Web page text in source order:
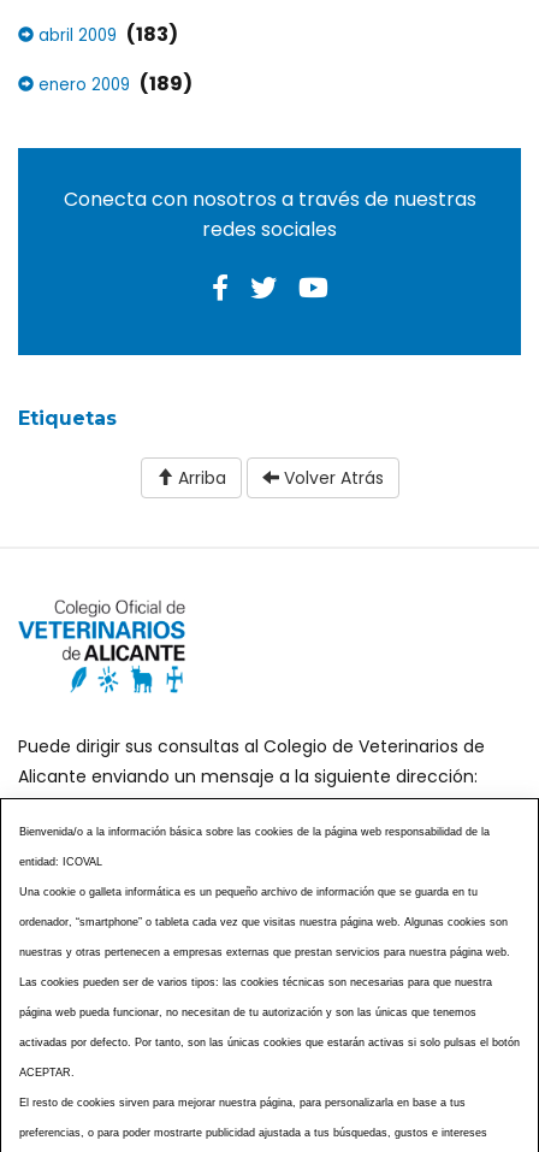
abril 2009 (183)
enero 2009 (189)
Conecta con nosotros a través de nuestras
redes sociales
Etiquetas
Arriba Volver Atrás
Puede dirigir sus consultas al Colegio de Veterinarios de
Alicante enviando un mensaje a la siguiente dirección:
secretaria@icoval.org
¿SABÍAS QUÉ?
CENTROS VETERINARIOS
TABLÓN ANUNCIOS
CURSOS Y EVENTOS
TÉRMINOS Y CONDICIONES
ESPECIAL COVID 19
NOTICIAS
ACCESIBILIDAD
AVISO LEGAL
POLÍTICA PRIVACIDAD
POLÍTICA DE COOKIES
NOTICIAS ICOVAL NOTICIAS OCV
Bienvenida/o a la información básica sobre las cookies de la página web responsabilidad de la
entidad: ICOVAL
Una cookie o galleta informática es un pequeño archivo de información que se guarda en tu
ordenador, “smartphone” o tableta cada vez que visitas nuestra página web. Algunas cookies son
nuestras y otras pertenecen a empresas externas que prestan servicios para nuestra página web.
Las cookies pueden ser de varios tipos: las cookies técnicas son necesarias para que nuestra
página web pueda funcionar, no necesitan de tu autorización y son las únicas que tenemos
activadas por defecto. Por tanto, son las únicas cookies que estarán activas si solo pulsas el botón
ACEPTAR.
El resto de cookies sirven para mejorar nuestra página, para personalizarla en base a tus
preferencias, o para poder mostrarte publicidad ajustada a tus búsquedas, gustos e intereses